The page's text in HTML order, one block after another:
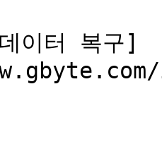
이터 복구]